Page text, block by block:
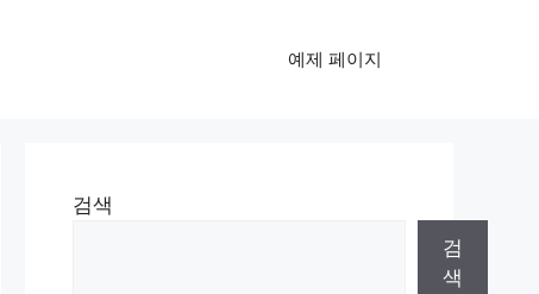
예제 페이지
검색
검
색